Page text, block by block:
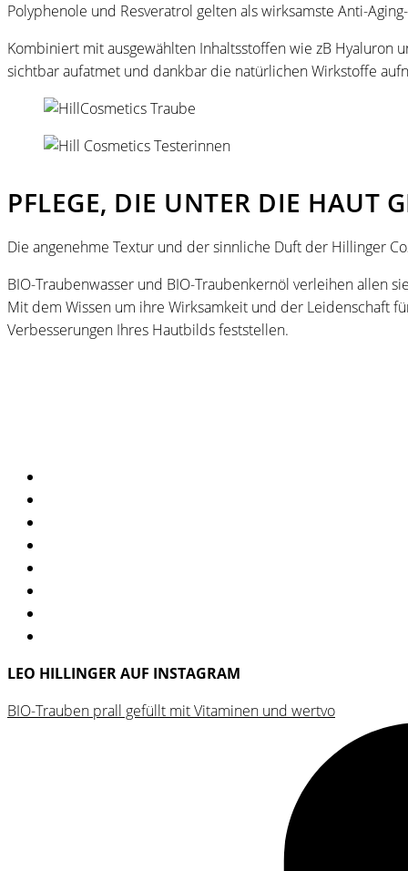
Polyphenole und Resveratrol gelten als wirksamste Anti-
Kombiniert mit ausgewählten Inhaltsstoffen wie zB Hyaluron
sichtbar aufatmet und dankbar die natürlichen Wirkstoffe
PFLEGE, DIE UNTER DIE HAUT
Die angenehme Textur und der sinnliche Duft der Hillinger
BIO-Traubenwasser und BIO-Traubenkernöl verleihen allen
Mit dem Wissen um ihre Wirksamkeit und der Leidenschaft
Verbesserungen Ihres Hautbilds feststellen.
LEO HILLINGER AUF INSTAGRAM
BIO-Trauben prall gefüllt mit Vitaminen und wertvo